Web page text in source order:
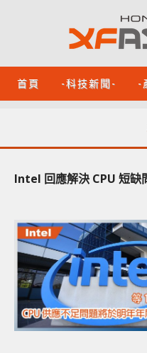
首頁 -科技新聞- -
Intel 回應解決 CPU 短缺